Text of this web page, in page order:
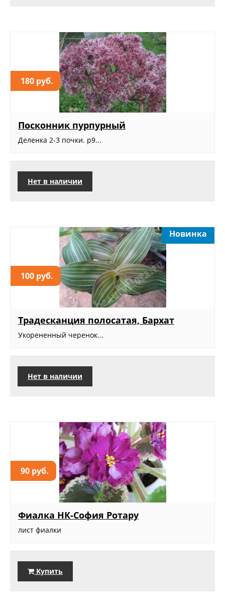
180 руб.
Посконник пурпурный
Деленка 2-3 почки. р9...
Нет в наличии
100 руб.
Новинка
Традесканция полосатая, Бархат
Укорененный черенок...
Нет в наличии
90 руб.
Фиалка НК-София Ротару
лист фиалки
Купить